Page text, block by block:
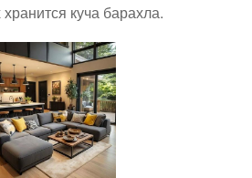
хранится куча барахла.